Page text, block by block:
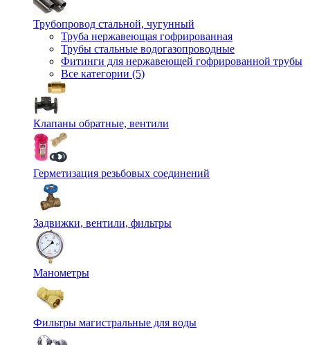
Трубопровод стальной, чугунный
Труба нержавеющая гофрированная
Трубы стальные водогазопроводные
Фитинги для нержавеющей гофрированной трубы
Все категории (5)
Клапаны обратные, вентили
Герметизация резьбовых соединений
Задвижки, вентили, фильтры
Манометры
Фильтры магистральные для воды